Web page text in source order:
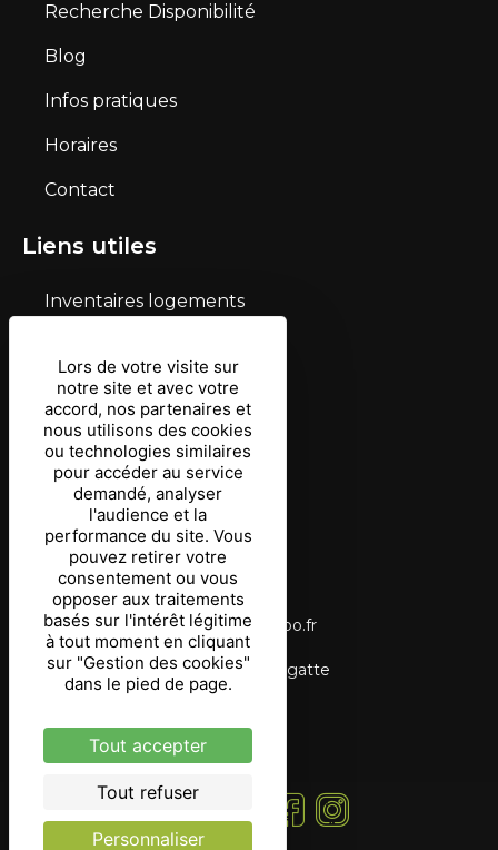
Recherche Disponibilité
Blog
Infos pratiques
Horaires
Contact
Liens utiles
Inventaires logements
Conditions d’utilisation
Protection des données
Gestion des cookies
Coordonnées
03 87 03 69 90
tourisme.langatte@wanadoo.fr
Étang du Stock, 57400 Langatte
Lors de votre visite sur
notre site et avec votre
accord, nos partenaires et
nous utilisons des cookies
ou technologies similaires
pour accéder au service
demandé, analyser
l'audience et la
performance du site. Vous
pouvez retirer votre
consentement ou vous
opposer aux traitements
basés sur l'intérêt légitime
à tout moment en cliquant
sur "Gestion des cookies"
dans le pied de page.
Tout accepter
Tout refuser
Personnaliser